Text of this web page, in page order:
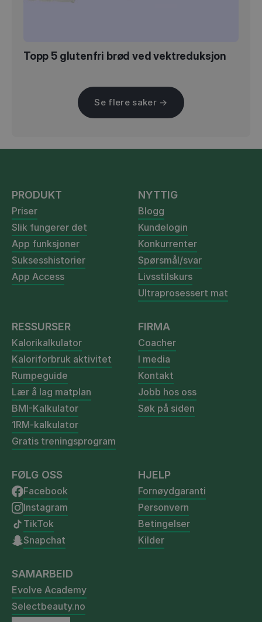
Topp 5 glutenfri brød ved vektreduksjon
Se flere saker →
PRODUKT
Priser
Slik fungerer det
App funksjoner
Suksesshistorier
App Access
NYTTIG
Blogg
Kundelogin
Konkurrenter
Spørsmål/svar
Livsstilskurs
Ultraprosessert mat
RESSURSER
Kalorikalkulator
Kaloriforbruk aktivitet
Rumpeguide
Lær å lag matplan
BMI-Kalkulator
1RM-kalkulator
Gratis treningsprogram
FIRMA
Coacher
I media
Kontakt
Jobb hos oss
Søk på siden
FØLG OSS
Facebook
Instagram
TikTok
Snapchat
HJELP
Fornøydgaranti
Personvern
Betingelser
Kilder
SAMARBEID
Evolve Academy
Selectbeauty.no